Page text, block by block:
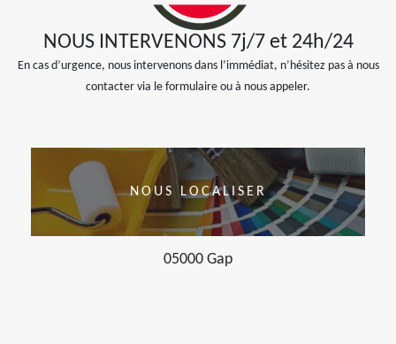
NOUS INTERVENONS 7j/7 et 24h/24
En cas d’urgence, nous intervenons dans l’immédiat, n’hésitez pas à nous
contacter via le formulaire ou à nous appeler.
NOUS LOCALISER
05000 Gap